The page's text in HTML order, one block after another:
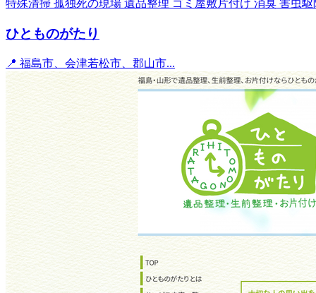
特殊清掃 孤独死の現場 遺品整理 ゴミ屋敷片付け 消臭 害虫駆
ひとものがたり
📍 福島市、会津若松市、郡山市...